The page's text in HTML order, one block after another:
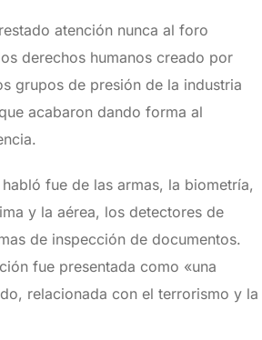
atención nunca al foro
derechos humanos creado por
grupos de presión de la industria
acabaron dando forma al
fue de las armas, la biometría,
y la aérea, los detectores de
de inspección de documentos.
fue presentada como «una
relacionada con el terrorismo y la